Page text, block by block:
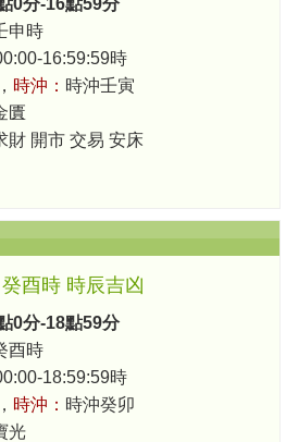
0分-16點59分
申時
16:59:59時
時沖： 時沖壬寅
匱
財 開市 交易 安床
酉時 時辰吉凶
0分-18點59分
酉時
18:59:59時
時沖： 時沖癸卯
光